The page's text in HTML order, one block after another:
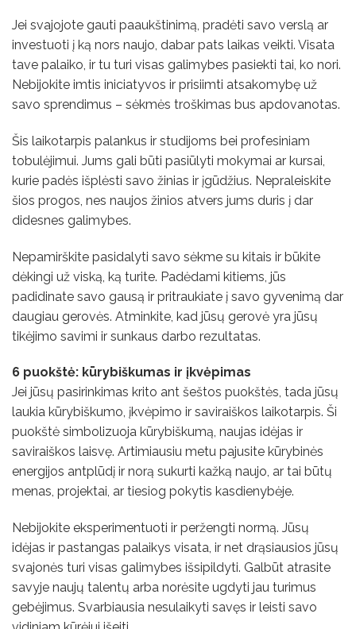
Jei svajojote gauti paaukštinimą, pradėti savo verslą ar
investuoti į ką nors naujo, dabar pats laikas veikti. Visata
tave palaiko, ir tu turi visas galimybes pasiekti tai, ko nori.
Nebijokite imtis iniciatyvos ir prisiimti atsakomybę už
savo sprendimus – sėkmės troškimas bus apdovanotas.
Šis laikotarpis palankus ir studijoms bei profesiniam
tobulėjimui. Jums gali būti pasiūlyti mokymai ar kursai,
kurie padės išplėsti savo žinias ir įgūdžius. Nepraleiskite
šios progos, nes naujos žinios atvers jums duris į dar
didesnes galimybes.
Nepamirškite pasidalyti savo sėkme su kitais ir būkite
dėkingi už viską, ką turite. Padėdami kitiems, jūs
padidinate savo gausą ir pritraukiate į savo gyvenimą dar
daugiau gerovės. Atminkite, kad jūsų gerovė yra jūsų
tikėjimo savimi ir sunkaus darbo rezultatas.
6 puokštė: kūrybiškumas ir įkvėpimas
Jei jūsų pasirinkimas krito ant šeštos puokštės, tada jūsų
laukia kūrybiškumo, įkvėpimo ir saviraiškos laikotarpis. Ši
puokštė simbolizuoja kūrybiškumą, naujas idėjas ir
saviraiškos laisvę. Artimiausiu metu pajusite kūrybinės
energijos antplūdį ir norą sukurti kažką naujo, ar tai būtų
menas, projektai, ar tiesiog pokytis kasdienybėje.
Nebijokite eksperimentuoti ir peržengti normą. Jūsų
idėjas ir pastangas palaikys visata, ir net drąsiausios jūsų
svajonės turi visas galimybes išsipildyti. Galbūt atrasite
savyje naujų talentų arba norėsite ugdyti jau turimus
gebėjimus. Svarbiausia nesulaikyti savęs ir leisti savo